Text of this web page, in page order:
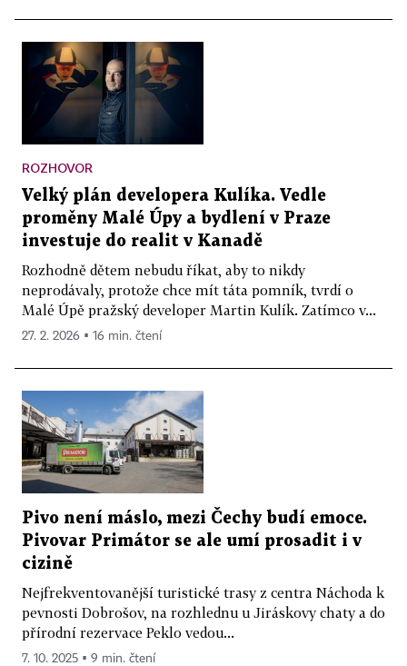
ROZHOVOR
Velký plán developera Kulíka. Vedle
proměny Malé Úpy a bydlení v Praze
investuje do realit v Kanadě
Rozhodně dětem nebudu říkat, aby to nikdy
neprodávaly, protože chce mít táta pomník, tvrdí o
Malé Úpě pražský developer Martin Kulík. Zatímco v...
27. 2. 2026 ▪ 16 min. čtení
Pivo není máslo, mezi Čechy budí emoce.
Pivovar Primátor se ale umí prosadit i v
cizině
Nejfrekventovanější turistické trasy z centra Náchoda k
pevnosti Dobrošov, na rozhlednu u Jiráskovy chaty a do
přírodní rezervace Peklo vedou...
7. 10. 2025 ▪ 9 min. čtení